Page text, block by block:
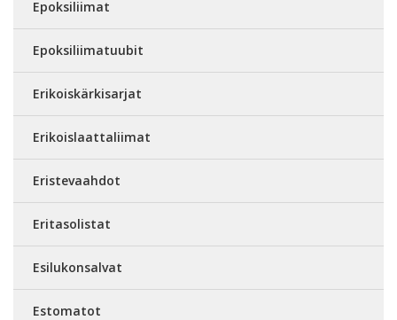
Epoksiliimat
Epoksiliimatuubit
Erikoiskärkisarjat
Erikoislaattaliimat
Eristevaahdot
Eritasolistat
Esilukonsalvat
Estomatot